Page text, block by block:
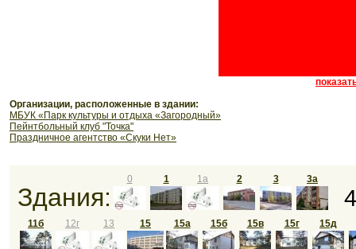
Организации, расположенные в здании:
МБУК «Парк культуры и отдыха «Загородный»
Пейнтбольный клуб "Точка"
Праздничное агентство «Скуки Нет»
Здания:
0 1 1а 2 3 3а
4
11б 12г 13 15 15а 15б 15в 15г 15д